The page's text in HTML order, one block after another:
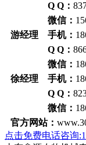
Q Q：
微信：
游经理 手机：
Q Q：
微信：
徐经理 手机：
Q Q：
微信：
官方网站：
点击免费电话咨询